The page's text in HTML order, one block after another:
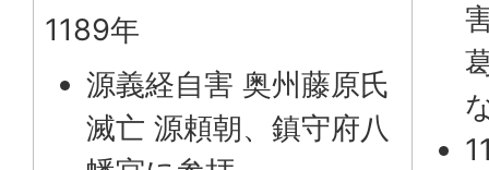
1189年
源義経自害 奥州藤原氏
滅亡 源頼朝、鎮守府八